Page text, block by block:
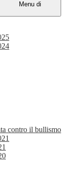
Menu di
contro il bullismo